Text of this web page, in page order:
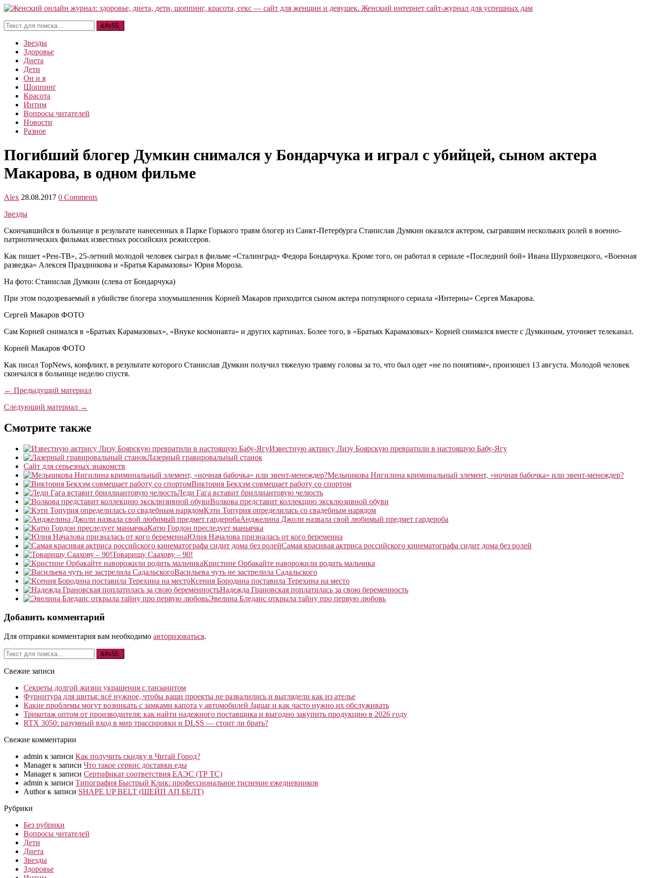
Звезды
Здоровье
Диета
Дети
Он и я
Шоппинг
Красота
Интим
Вопросы читателей
Новости
Разное
Погибший блогер Думкин снимался у Бондарчука и играл с убийцей, сыном актера
Макарова, в одном фильме
Alex 28.08.2017 0 Comments
Звезды
Скончавшийся в больнице в результате нанесенных в Парке Горького травм блогер из Санкт-Петербурга Станислав Думкин оказался актером, сыгравшим нескольких ролей в военно-
патриотических фильмах известных российских режиссеров.
Как пишет «Рен-ТВ», 25-летний молодой человек сыграл в фильме «Сталинград» Федора Бондарчука. Кроме того, он работал в сериале «Последний бой» Ивана Шурховецкого, «Военная
разведка» Алексея Праздникова и «Братья Карамазовы» Юрия Мороза.
На фото: Станислав Думкин (слева от Бондарчука)
При этом подозреваемый в убийстве блогера злоумышленник Корней Макаров приходится сыном актера популярного сериала «Интерны» Сергея Макарова.
Сергей Макаров ФОТО
Сам Корней снимался в «Братьях Карамазовых», «Внуке космонавта» и других картинах. Более того, в «Братьях Карамазовых» Корней снимался вместе с Думкиным, уточняет телеканал.
Корней Макаров ФОТО
Как писал TopNews, конфликт, в результате которого Станислав Думкин получил тяжелую травму головы за то, что был одет «не по понятиям», произошел 13 августа. Молодой человек
скончался в больнице неделю спустя.
← Предыдущий материал
Следующий материал →
Смотрите также
Известную актрису Лизу Боярскую превратили в настоящую Бабу-Ягу
Лазерный гравировальный станок
Сайт для серьезных знакомств
Мельникова Нигилина криминальный элемент, «ночная бабочка» или эвент-менеждер?
Виктория Бекхэм совмещает работу со спортом
Леди Гага вставит бриллиантовую челюсть
Волкова представит коллекцию эксклюзивной обуви
Кэти Топурия определилась со свадебным нарядом
Анджелина Джоли назвала свой любимый предмет гардероба
Катю Гордон преследует маньячка
Юлия Началова призналась от кого беременна
Самая красивая актриса российского кинематографа сидит дома без ролей
Товарищу Саахову – 90!
Кристине Орбакайте наворожили родить мальчика
Васильева чуть не застрелила Садальского
Ксения Бородина поставила Терехина на место
Надежда Грановская поплатилась за свою беременность
Эвелина Бледанс открыла тайну про первую любовь
Добавить комментарий
Для отправки комментария вам необходимо авторизоваться.
Свежие записи
Секреты долгой жизни украшения с танзанитом
Фурнитура для шитья: всё нужное, чтобы ваши проекты не развалились и выглядели как из ателье
Какие проблемы могут возникать с замками капота у автомобилей Jaguar и как часто нужно их обслуживать
Трикотаж оптом от производителя: как найти надежного поставщика и выгодно закупить продукцию в 2026 году
RTX 3050: разумный вход в мир трассировки и DLSS — стоит ли брать?
Свежие комментарии
admin к записи Как получить скидку в Читай Город?
Managerк записи Что такое сервис доставки еды
Managerк записи Сертификат соответствия ЕАЭС (ТР ТС)
admin к записи Типография Быстрый Клик: профессиональное тиснение ежедневников
Authorк записи SHAPE UP BELT (ШЕЙП АП БЕЛТ)
Рубрики
Без рубрики
Вопросы читателей
Дети
Диета
Звезды
Здоровье